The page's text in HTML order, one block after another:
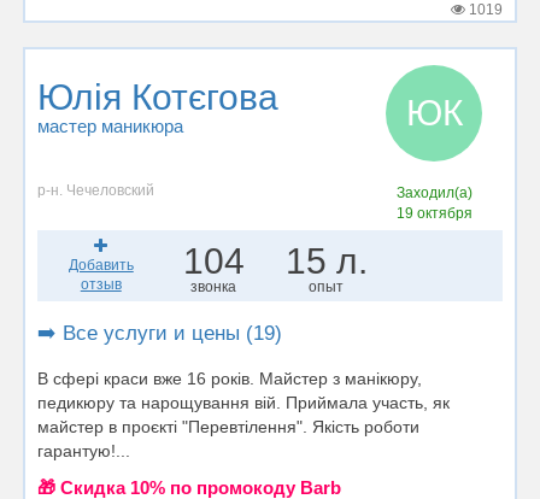
1019
Юлія Котєгова
мастер маникюра ЮК
р-н. Чечеловский
Заходил(а)
19 октября
Добавить
отзыв
104
звонка
15 л.
опыт
➡️ Все услуги и цены (19)
В сфері краси вже 16 років. Майстер з манікюру,
педикюру та нарощування вій. Приймала участь, як
майстер в проєкті "Перевтілення". Якість роботи
гарантую!...
🎁 Cкидка 10% по промокоду Barb